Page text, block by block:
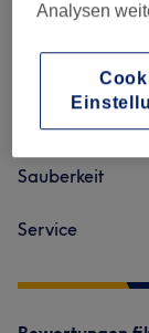
4,7
Ambiente
Sauberkeit
Service
Analysen